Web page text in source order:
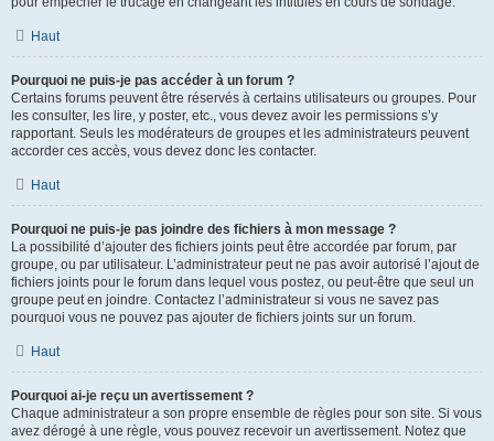
Haut
Pourquoi ne puis-je pas accéder à un forum ?
Certains forums peuvent être réservés à certains utilisateurs ou groupes. Pour
les consulter, les lire, y poster, etc., vous devez avoir les permissions s’y
rapportant. Seuls les modérateurs de groupes et les administrateurs peuvent
accorder ces accès, vous devez donc les contacter.
Haut
Pourquoi ne puis-je pas joindre des fichiers à mon message ?
La possibilité d’ajouter des fichiers joints peut être accordée par forum, par
groupe, ou par utilisateur. L’administrateur peut ne pas avoir autorisé l’ajout de
fichiers joints pour le forum dans lequel vous postez, ou peut-être que seul un
groupe peut en joindre. Contactez l’administrateur si vous ne savez pas
pourquoi vous ne pouvez pas ajouter de fichiers joints sur un forum.
Haut
Pourquoi ai-je reçu un avertissement ?
Chaque administrateur a son propre ensemble de règles pour son site. Si vous
avez dérogé à une règle, vous pouvez recevoir un avertissement. Notez que